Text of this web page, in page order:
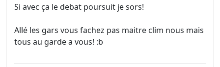
Si avec ça le debat poursuit je sors!
Allé les gars vous fachez pas maitre clim nous mais
tous au garde a vous! :b